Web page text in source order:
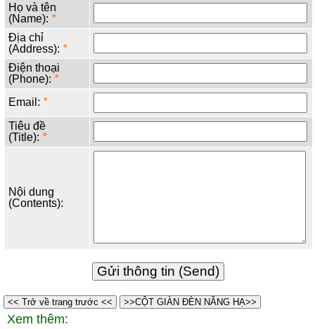
Họ và tên
(Name): *
Địa chỉ
(Address): *
Điện thoại
(Phone): *
Email: *
Tiêu đề
(Title): *
Nội dung
(Contents):
<< Trở về trang trước << >>CỘT GIÀN ĐÈN NÂNG HẠ>>
Xem thêm: